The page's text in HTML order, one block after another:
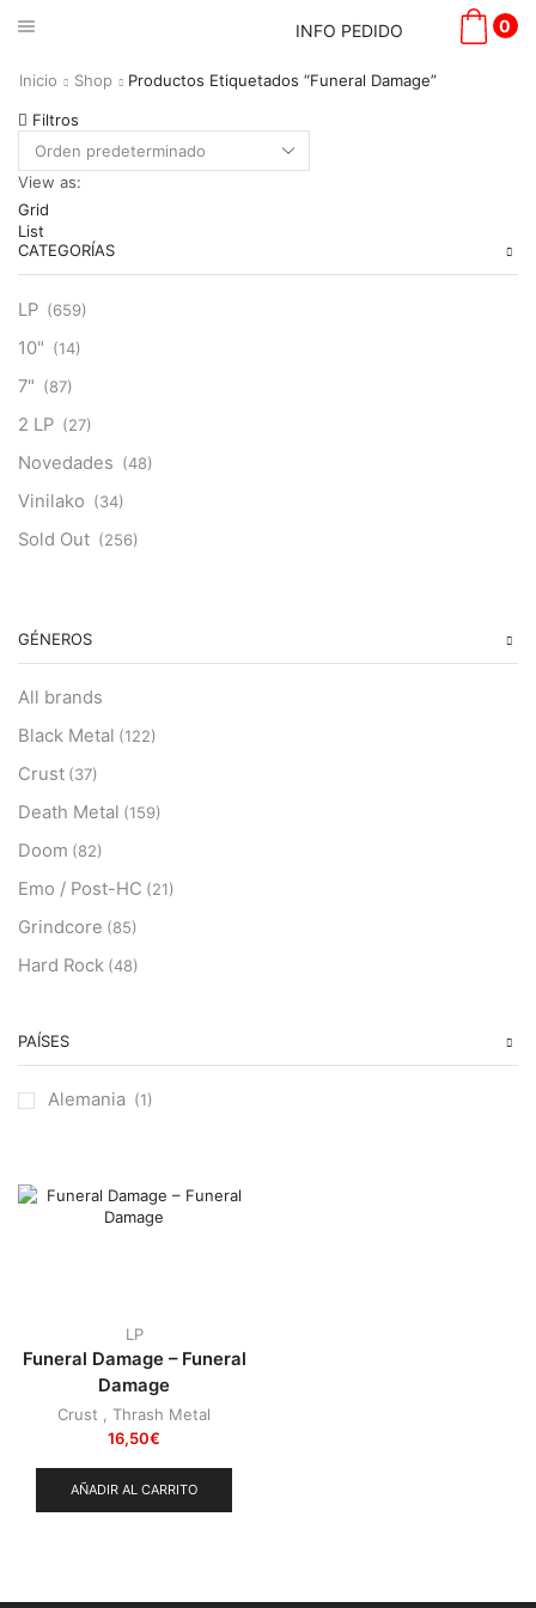
INFO PEDIDO 0
Inicio Shop Productos Etiquetados “Funeral Damage”
Filtros
View as:
Grid
List
CATEGORÍAS
LP (659)
10" (14)
7" (87)
2 LP (27)
Novedades (48)
Vinilako (34)
Sold Out (256)
GÉNEROS
All brands
Black Metal (122)
Crust (37)
Death Metal (159)
Doom (82)
Emo / Post-HC (21)
Grindcore (85)
Hard Rock (48)
Heavy Metal
Sludge(35)
PAÍSES
Alemania (1)
LP
Funeral Damage – Funeral
Damage
Crust , Thrash Metal
16,50€
AÑADIR AL CARRITO